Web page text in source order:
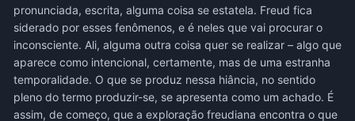
pronunciada, escrita, alguma coisa se estatela. Freud fica
siderado por esses fenômenos, e é neles que vai procurar o
inconsciente. Ali, alguma outra coisa quer se realizar – algo que
aparece como intencional, certamente, mas de uma estranha
temporalidade. O que se produz nessa hiância, no sentido
pleno do termo produzir-se, se apresenta como um achado. É
assim, de começo, que a exploração freudiana encontra o que